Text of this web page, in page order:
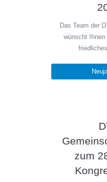
Das Team der
wünscht Ihnen
zum